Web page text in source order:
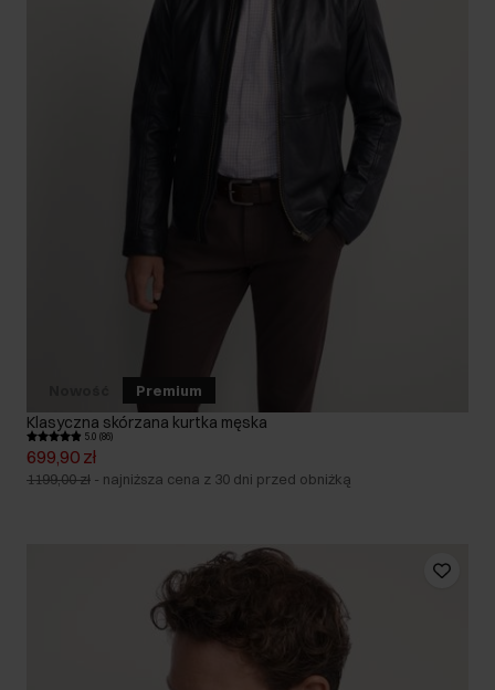
Premium
Klasyczna skórzana kurtka męska
5.0 (86)
699,90 zł
1199,00 zł - najniższa cena z 30 dni przed obniżką